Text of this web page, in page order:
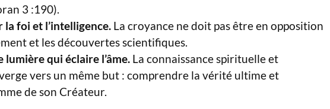
3 :190).
foi et l’intelligence. La croyance ne doit pas être en opposition
et les découvertes scientifiques.
lumière qui éclaire l’âme. La connaissance spirituelle et
vers un même but : comprendre la vérité ultime et
de son Créateur.